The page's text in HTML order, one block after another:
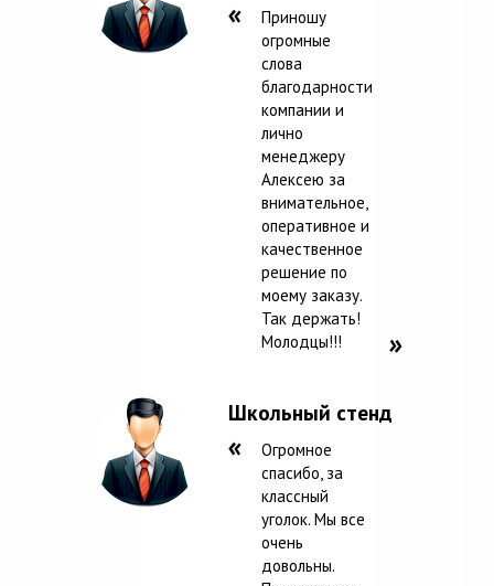
Приношу
огромные
слова
благодарности
компании и
лично
менеджеру
Алексею за
внимательное,
оперативное и
качественное
решение по
моему заказу.
Так держать!
Молодцы!!!
Школьный стенд
Огромное
спасибо, за
классный
уголок. Мы все
очень
довольны.